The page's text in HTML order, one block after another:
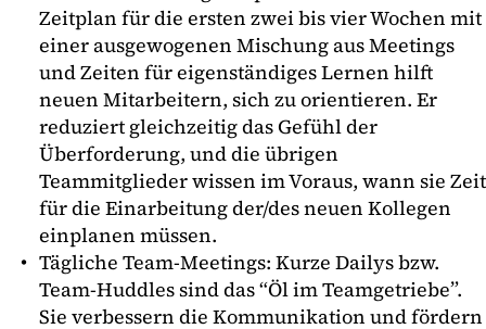
Zeitplan für die ersten zwei bis vier Wochen mit
einer ausgewogenen Mischung aus Meetings
und Zeiten für eigenständiges Lernen hilft
neuen Mitarbeitern, sich zu orientieren. Er
reduziert gleichzeitig das Gefühl der
Überforderung, und die übrigen
Teammitglieder wissen im Voraus, wann sie Zeit
für die Einarbeitung der/des neuen Kollegen
einplanen müssen.
Tägliche Team-Meetings: Kurze Dailys bzw.
Team-Huddles sind das “Öl im Teamgetriebe”.
Sie verbessern die Kommunikation und fördern